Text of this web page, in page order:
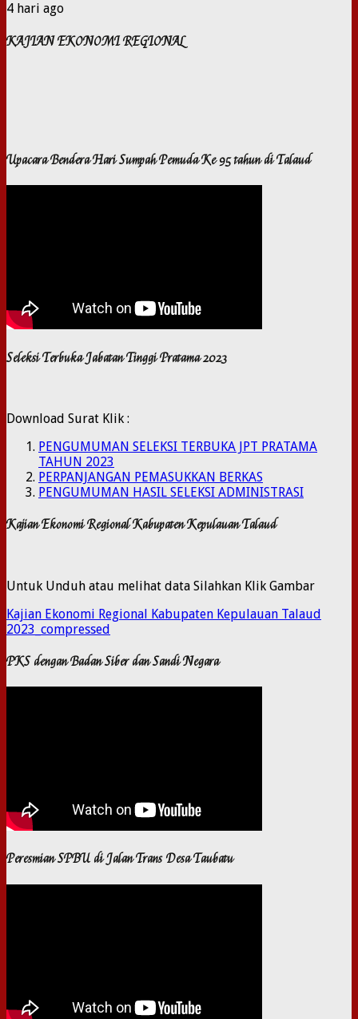
4 hari ago
KAJIAN EKONOMI REGIONAL
Upacara Bendera Hari Sumpah Pemuda Ke 95 tahun di Talaud
Seleksi Terbuka Jabatan Tinggi Pratama 2023
Download Surat Klik :
PENGUMUMAN SELEKSI TERBUKA JPT PRATAMA
TAHUN 2023
PERPANJANGAN PEMASUKKAN BERKAS
PENGUMUMAN HASIL SELEKSI ADMINISTRASI
Kajian Ekonomi Regional Kabupaten Kepulauan Talaud
Untuk Unduh atau melihat data Silahkan Klik Gambar
Kajian Ekonomi Regional Kabupaten Kepulauan Talaud
2023_compressed
PKS dengan Badan Siber dan Sandi Negara
Peresmian SPBU di Jalan Trans Desa Taubatu